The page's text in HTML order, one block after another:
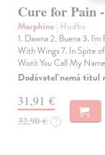
Cure for Pain
Morphine | Hudba
1. Dawna 2. Buena 3.
With Wings 7. In Spite
Won't You Call My
Dodávateľ nemá titul
31,91 €
32,90 € ?